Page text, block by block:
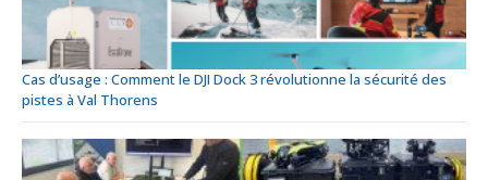
Cas d’usage : Comment le DJI Dock 3 révolutionne la sécurité des
pistes à Val Thorens